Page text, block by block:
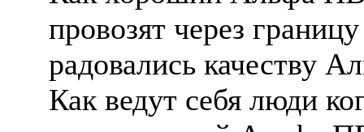
провозят через
радовались качеству
Как ведут себя люди